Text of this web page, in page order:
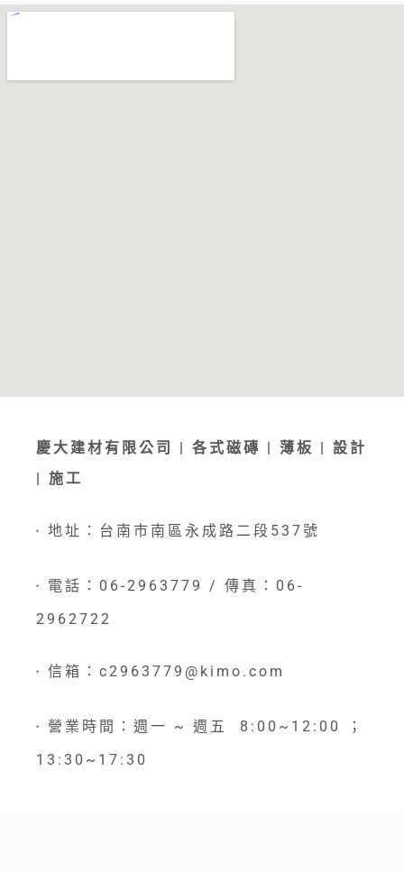
慶大建材有限公司 | 各式磁磚 | 薄板 | 設計
| 施工
● 地址：台南市南區永成路二段537號
●
電話：06-2963779 / 傳真：06-
2962722
● 信箱：c2963779@kimo.com
●
營業時間：週一 ~ 週五 8:00~12:00 ；
13:30~17:30